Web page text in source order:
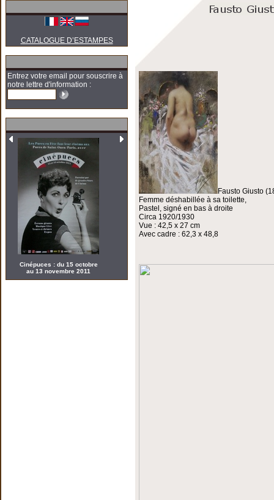
CATALOGUE D’ESTAMPES
Entrez votre email pour souscrire à
notre lettre d'information :
Cinépuces : du 15 octobre
au 13 novembre 2011
Fausto Giusto
Femme déshabillée à sa toilette,
Pastel, signé en bas à droite
Circa 1920/1930
Vue : 42,5 x 27 cm
Avec cadre : 62,3 x 48,8